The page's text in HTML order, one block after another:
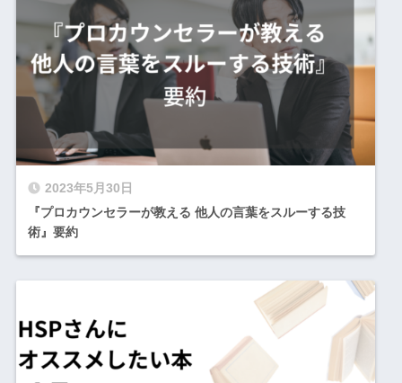
2023年5月30日
『プロカウンセラーが教える 他人の言葉をスルーする技
術』要約